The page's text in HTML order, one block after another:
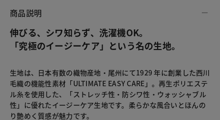
商品説明
伸びる、シワ知らず、洗濯機OK。
「究極のイージーケア」という名の生地。
生地は、日本有数の織物産地・尾州にて1929 年に創業した西川
毛織の機能性素材「ULTIMATE EASY CARE」。再生ポリエステ
ル糸を使用した、「ストレッチ性・防シワ性・ウォッシャブル
性」に優れたイージーケア生地です。柔らかな風合いとほんの
り艶めく質感が魅力です。